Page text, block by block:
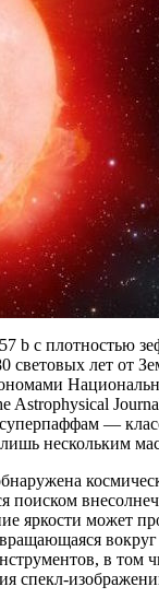
b с плотностью
световых лет от
Astrophysical
—
нескольким
поиском
яркости может
в том
спекл-